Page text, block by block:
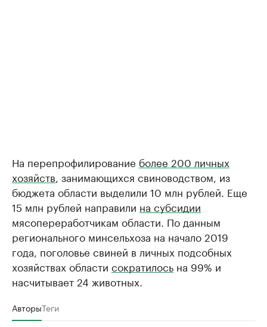
На перепрофилирование более 200 личных
хозяйств , занимающихся свиноводством, из
бюджета области выделили 10 млн рублей. Еще
15 млн рублей направили на субсидии
мясопереработчикам области. По данным
регионального минсельхоза на начало 2019
года, поголовье свиней в личных подсобных
хозяйствах области сократилось на 99% и
насчитывает 24 животных.
АвторыТеги